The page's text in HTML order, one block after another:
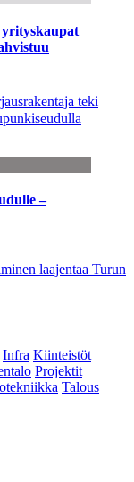
teki
–
laajentaa Turun
Infra Kiinteistöt
Projektit
Talous